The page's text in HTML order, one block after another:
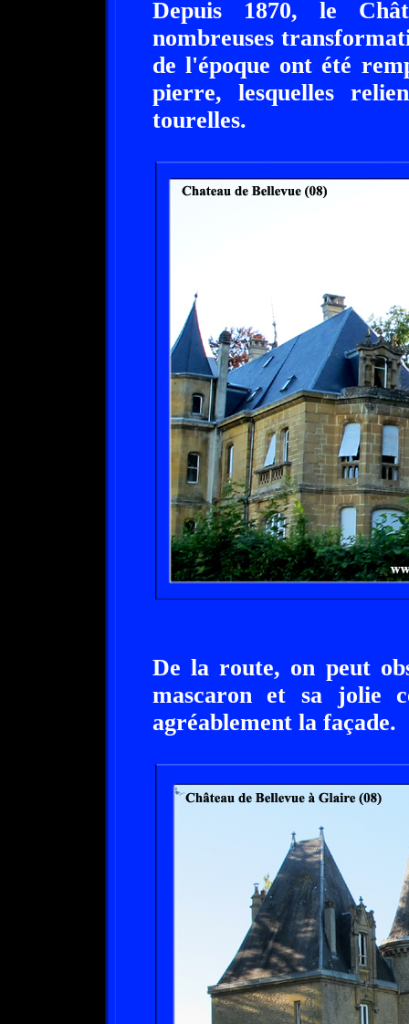
Depuis 1870, le
nombreuses
de l'époque ont été
pierre, lesquelles
tourelles.
De la route, on peut
mascaron et sa jolie
agréablement la façade.